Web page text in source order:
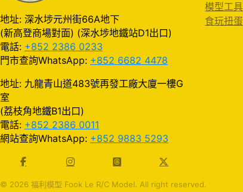
地址: 深水埗元州街66A地下
(新高登商場對面) (深水埗地鐵站D1出口)
電話: +852 2386 0233
門市查詢WhatsApp: +852 6682 4478
地址: 九龍青山道483號再發工廠大廈一樓G
室
(荔枝角地鐵B1出口)
電話: +852 2386 0011
網站查詢WhatsApp: +852 9883 5293
模型工具
食玩扭蛋
© 2026 福利模型 Fook Le R/C Model. All right reserved.